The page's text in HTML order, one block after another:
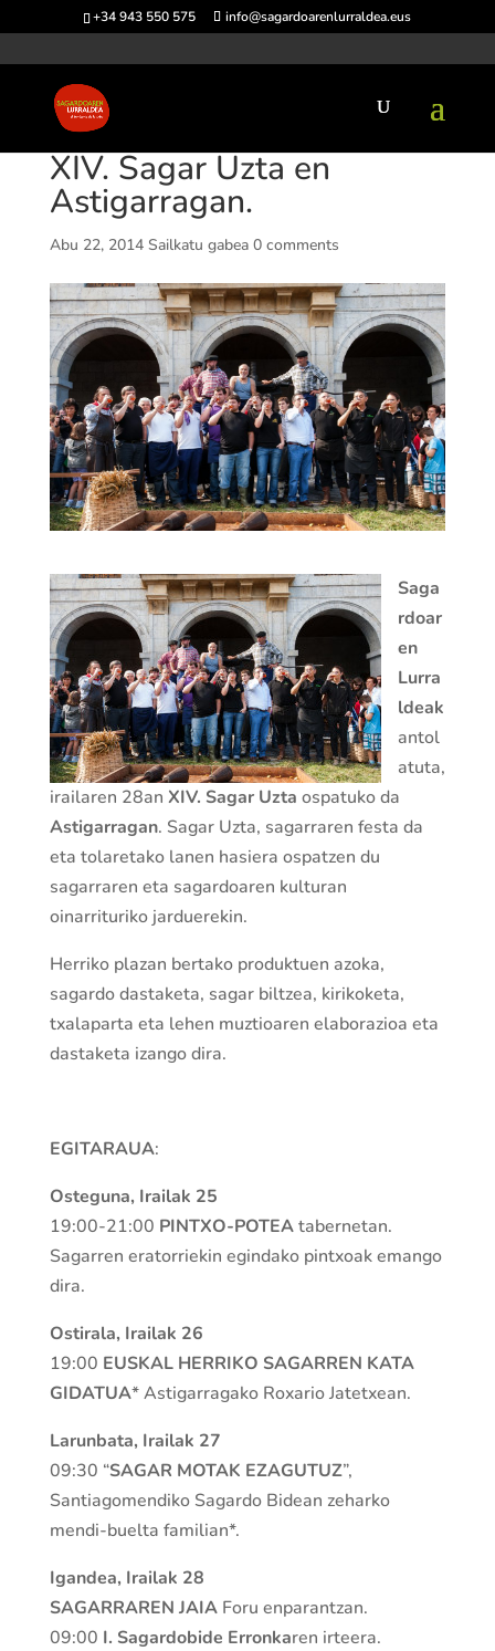
+34 943 550 575 info@sagardoarenlurraldea.eus
XIV. Sagar Uzta en
Astigarragan.
Abu 22, 2014 Sailkatu gabea 0 comments
Saga
rdoar
en
Lurra
ldeak
antol
atuta,
irailaren 28an XIV. Sagar Uzta ospatuko da
Astigarragan. Sagar Uzta, sagarraren festa da
eta tolaretako lanen hasiera ospatzen du
sagarraren eta sagardoaren kulturan
oinarrituriko jarduerekin.
Herriko plazan bertako produktuen azoka,
sagardo dastaketa, sagar biltzea, kirikoketa,
txalaparta eta lehen muztioaren elaborazioa eta
dastaketa izango dira.
EGITARAUA:
Osteguna, Irailak 25
19:00-21:00 PINTXO-POTEAtabernetan.
Sagarren eratorriekin egindako pintxoak emango
dira.
Ostirala, Irailak 26
19:00 EUSKAL HERRIKO SAGARREN KATA
GIDATUA* Astigarragako Roxario Jatetxean.
Larunbata, Irailak 27
09:30 “SAGAR MOTAK EZAGUTUZ”,
Santiagomendiko Sagardo Bidean zeharko
mendi-buelta familian*.
Igandea, Irailak 28
SAGARRAREN JAIAForu enparantzan.
09:00 I. Sagardobide Erronkaren irteera.